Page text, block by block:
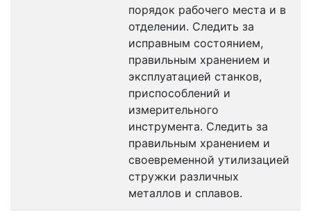
порядок рабочего места и в
отделении. Следить за
исправным состоянием,
правильным хранением и
эксплуатацией станков,
приспособлений и
измерительного
инструмента. Следить за
правильным хранением и
своевременной утилизацией
стружки различных
металлов и сплавов.